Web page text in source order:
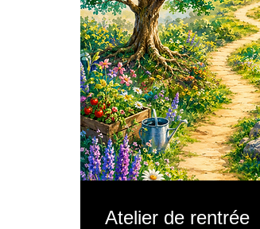
Atelier de rentrée